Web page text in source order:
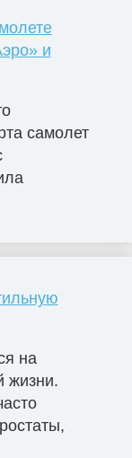
и
самолет
на
жизни.